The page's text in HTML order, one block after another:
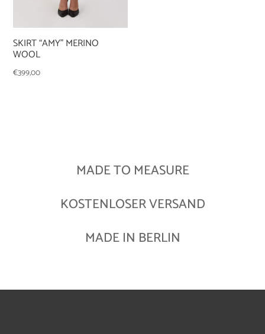
SKIRT “AMY” MERINO
WOOL
€399,00
MADE TO MEASURE
KOSTENLOSER VERSAND
MADE IN BERLIN